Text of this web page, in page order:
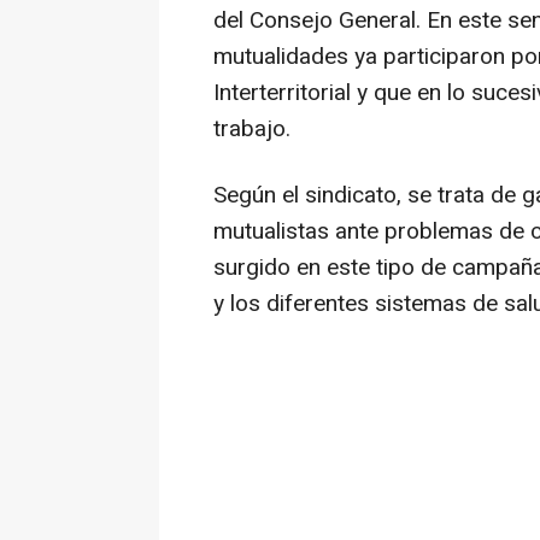
del Consejo General. En este
mutualidades ya participaron
Interterritorial y que en lo
trabajo.
Según el sindicato, se trata de
mutualistas ante problemas de
surgido en este tipo de
y los diferentes sistemas de